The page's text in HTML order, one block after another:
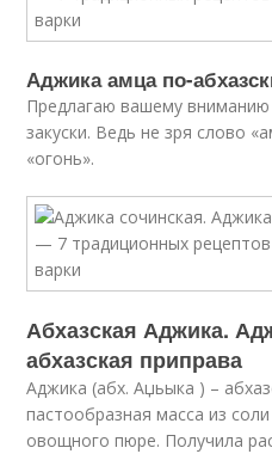
Аджика амца по-
Предлагаю вашему вниманию
закуски. Ведь не зря слово
«огонь».
Абхазская Аджика.
абхазская приправа
Аджика (абх. Аџьыка ) –
пастообразная масса из
овощного пюре. Получила